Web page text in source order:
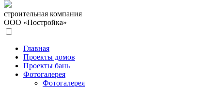
строительная компания
ООО «Постройка»
Главная
Проекты домов
Проекты бань
Фотогалерея
Фотогалерея